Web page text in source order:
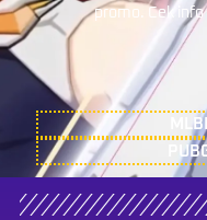
promo. Cek